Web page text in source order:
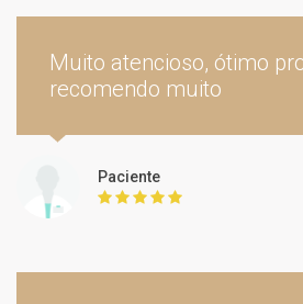
Consulta Cirurgia Geral
Muito atencioso, ótimo
recomendo muito
Paciente